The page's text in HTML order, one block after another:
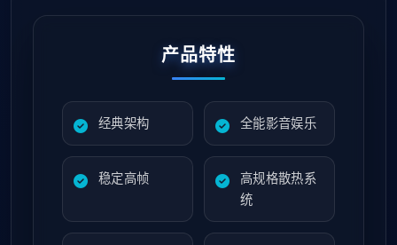
产品特性
经典架构 全能影音娱乐
稳定高帧
高规格散热系
统